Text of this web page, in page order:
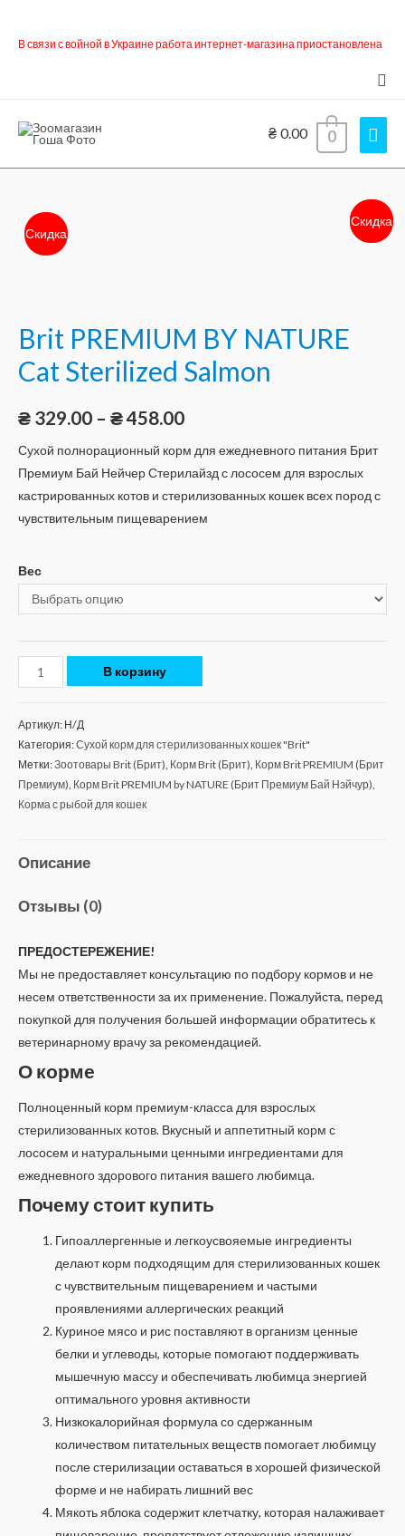
В связи с войной в Украине работа интернет-магазина приостановлена
₴ 0.00 0
Скидка
Brit PREMIUM BY NATURE
Cat Sterilized Salmon
₴ 329.00 – ₴458.00
Сухой полнорационный корм для ежедневного питания Брит
Премиум Бай Нейчер Стерилайзд с лососем для взрослых
кастрированных котов и стерилизованных кошек всех пород с
чувствительным пищеварением
Вес
Количество
Brit
BY
NATURE
Cat
Sterilized
В корзину
Артикул: Н/Д
Категория:Сухой корм для стерилизованных кошек "Brit"
Метки:Зоотовары Brit (Брит) Корм Brit (Брит) Корм Brit PREMIUM (Брит
Премиум) Корм Brit PREMIUM by NATURE (Брит Премиум Бай Нэйчур)
Корма с рыбой для кошек
Описание
Отзывы (0)
ПРЕДОСТЕРЕЖЕНИЕ!
Мы не предоставляет консультацию по подбору кормов и не
несем ответственности за их применение. Пожалуйста, перед
покупкой для получения большей информации обратитесь к
ветеринарному врачу за рекомендацией.
О корме
Полноценный корм премиум-класса для взрослых
стерилизованных котов. Вкусный и аппетитный корм с
лососем и натуральными ценными ингредиентами для
ежедневного здорового питания вашего любимца.
Почему стоит купить
Гипоаллергенные и легкоусвояемые ингредиенты
делают корм подходящим для стерилизованных кошек
с чувствительным пищеварением и частыми
проявлениями аллергических реакций
Куриное мясо и рис поставляют в организм ценные
белки и углеводы, которые помогают поддерживать
мышечную массу и обеспечивать любимца энергией
оптимального уровня активности
Низкокалорийная формула со сдержанным
количеством питательных веществ помогает любимцу
после стерилизации оставаться в хорошей физической
форме и не набирать лишний вес
Мякоть яблока содержит клетчатку, которая налаживает
Скидка
Скидка